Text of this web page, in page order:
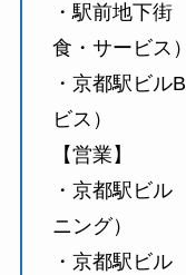
・駅前地下
食・サービス）
・京都駅ビ
ビス）
【営業】
・京都駅ビ
ニング）
・京都駅ビ